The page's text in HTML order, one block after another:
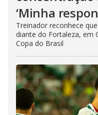
‘Minha
Treinador reconhece
diante do Fortaleza, em
Copa do Brasil